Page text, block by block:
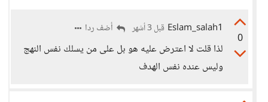
0
Eslam_salah1 قبل 3 أشهر أضف ردا
لذا قلت لا اعترض عليه هو بل على من يسلك نفس النهج
وليس عنده نفس الهدف